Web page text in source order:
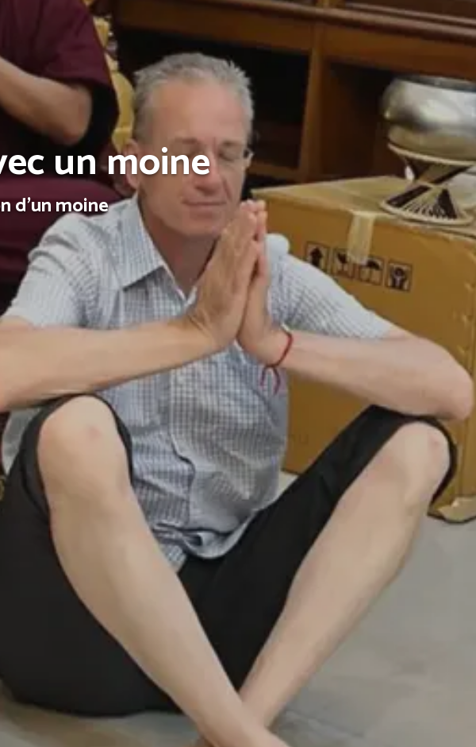
un moine
d'un moine